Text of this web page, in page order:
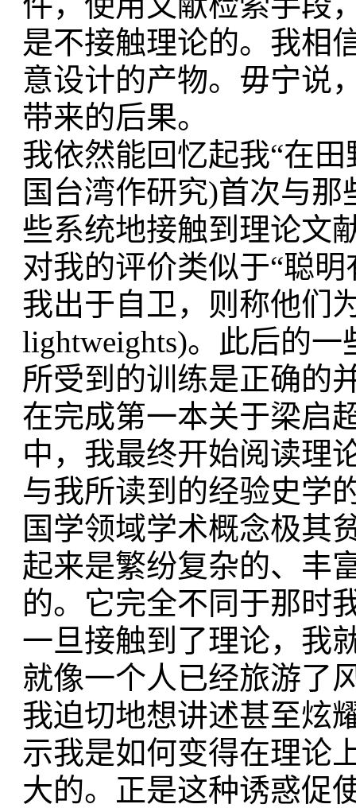
是不接触理论的。 我相
意设计的产物。毋宁说
带来的后果。
我依然能回忆起我“在田
国台湾作研究)首次与那
些系统地接触到理论文
对我的评价类似于“聪
我出于自卫，则称他们
lightweights)。此后的
所受到的训练是正确的
在完成第一本关于梁启
中，我最终开始阅读理
与我所读到的经验史学
国学领域学术概念极其
起来是繁纷复杂的、丰
的。 它完全不同于那时
一旦接触到了理论，我
就像一个人已经旅游了
我迫切地想讲述甚至炫
示我是如何变得在理论
大的。 正是这种诱惑促